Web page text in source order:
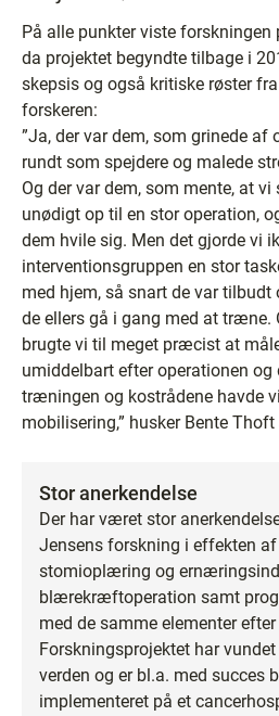
På alle punkter viste forskningen
da projektet begyndte tilbage i
skepsis og også kritiske røster
forskeren:
”Ja, der var dem, som grinede af
rundt som spejdere og malede
Og der var dem, som mente, at
unødigt op til en stor operation,
dem hvile sig. Men det gjorde vi
interventionsgruppen en stor
med hjem, så snart de var tilbudt
de ellers gå i gang med at træne.
brugte vi til meget præcist at
umiddelbart efter operationen og
træningen og kostrådene havde
mobilisering,” husker Bente Thoft
Stor anerkendelse
Der har været stor
Jensens forskning i effekten
stomioplæring og
blærekræftoperation samt
med de samme elementer
Forskningsprojektet har
verden og er bl.a. med succes
implementeret på et